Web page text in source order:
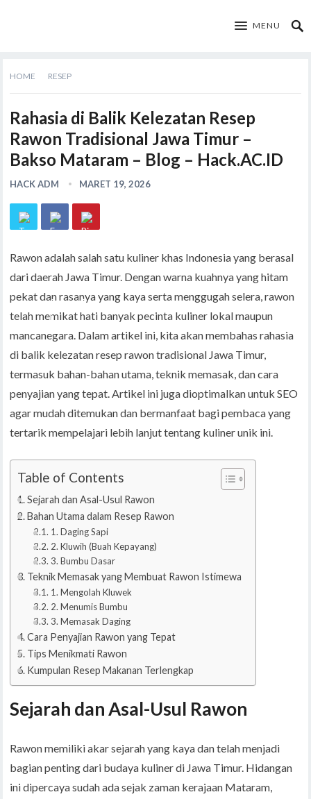
MENU
HOME RESEP
Rahasia di Balik Kelezatan Resep
Rawon Tradisional Jawa Timur –
Bakso Mataram – Blog – Hack.AC.ID
HACK ADM MARET 19, 2026
Rawon adalah salah satu kuliner khas Indonesia yang berasal
dari daerah Jawa Timur. Dengan warna kuahnya yang hitam
pekat dan rasanya yang kaya serta menggugah selera, rawon
telah memikat hati banyak pecinta kuliner lokal maupun
mancanegara. Dalam artikel ini, kita akan membahas rahasia
di balik kelezatan resep rawon tradisional Jawa Timur,
termasuk bahan-bahan utama, teknik memasak, dan cara
penyajian yang tepat. Artikel ini juga dioptimalkan untuk SEO
agar mudah ditemukan dan bermanfaat bagi pembaca yang
tertarik mempelajari lebih lanjut tentang kuliner unik ini.
Table of Contents
Sejarah dan Asal-Usul Rawon
Bahan Utama dalam Resep Rawon
1. Daging Sapi
2. Kluwih (Buah Kepayang)
3. Bumbu Dasar
Teknik Memasak yang Membuat Rawon Istimewa
1. Mengolah Kluwek
2. Menumis Bumbu
3. Memasak Daging
Cara Penyajian Rawon yang Tepat
Tips Menikmati Rawon
Kumpulan Resep Makanan Terlengkap
Sejarah dan Asal-Usul Rawon
Rawon memiliki akar sejarah yang kaya dan telah menjadi
bagian penting dari budaya kuliner di Jawa Timur. Hidangan
ini dipercaya sudah ada sejak zaman kerajaan Mataram,